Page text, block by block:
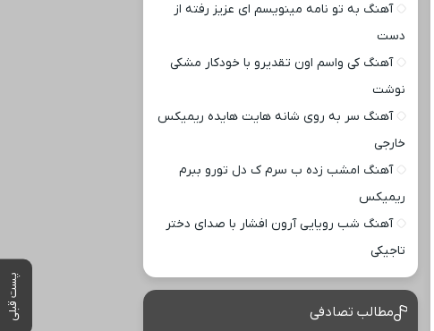
پست قبلی
آهنگ به تو نامه مینویسم ای عزیز رفته از
دست
آهنگ کی واسم اون تقدیرو با خودکار مشکی
نوشت
آهنگ سر به روی شانه هایت هایده ریمیکس
خارجی
آهنگ امشب زده ب سرم ک دل تورو ببرم
ریمیکس
آهنگ شب رویایی آرون افشار با صدای دختر
تاجیکی
مطالب تصادفی